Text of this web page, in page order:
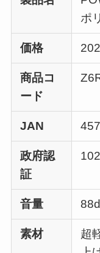
ポ
価格
商品コ
ード
JAN
政府認
証
音量
素材
超